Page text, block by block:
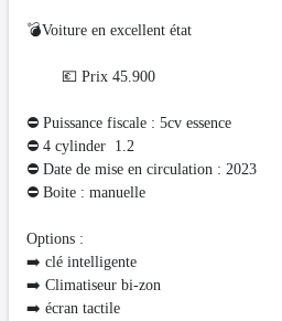
💣Voiture en excellent état
💶 Prix 45.900
⛔ Puissance fiscale : 5cv essence
⛔️ 4 cylinder 1.2
⛔ Date de mise en circulation : 2023
⛔ Boite : manuelle
Options :
➡️ clé intelligente
➡️ Climatiseur bi-zon
➡️ écran tactile